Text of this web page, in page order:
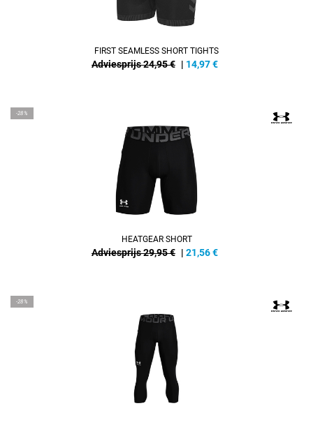
FIRST SEAMLESS SHORT TIGHTS
Adviesprijs 24,95 € | 14,97€
-28%
HEATGEAR SHORT
Adviesprijs 29,95 € | 21,56€
-28%